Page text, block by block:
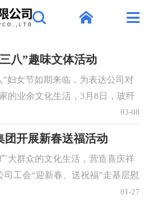
八”趣味文体活动
妇女节如期来临，为表达公司对
的业余文化生活，3月8日，玻纤
味文体活动。此次趣味文体活动
03-08
团开展新春送福活动
大群众的文化生活，营造喜庆祥
工会“迎新春、送祝福”走基层慰
福活动。在创作现场，书法家、
01-27